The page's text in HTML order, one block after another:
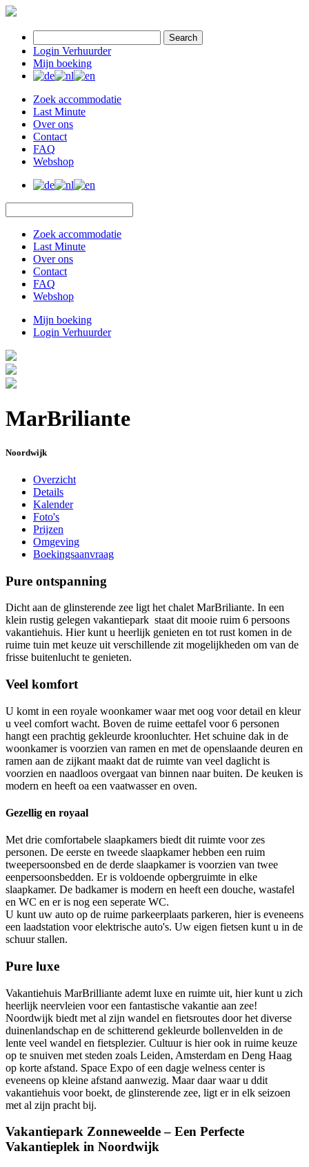
Search
Login Verhuurder
Mijn boeking
Zoek accommodatie
Last Minute
Over ons
Contact
FAQ
Webshop
Zoek accommodatie
Last Minute
Over ons
Contact
FAQ
Webshop
Mijn boeking
Login Verhuurder
MarBriliante
Noordwijk
Overzicht
Details
Kalender
Foto's
Prijzen
Omgeving
Boekingsaanvraag
Pure ontspanning
Dicht aan de glinsterende zee ligt het chalet MarBriliante. In een
klein rustig gelegen vakantiepark staat dit mooie ruim 6 persoons
vakantiehuis. Hier kunt u heerlijk genieten en tot rust komen in de
ruime tuin met keuze uit verschillende zit mogelijkheden om van de
frisse buitenlucht te genieten.
Veel komfort
U komt in een royale woonkamer waar met oog voor detail en kleur
u veel comfort wacht. Boven de ruime eettafel voor 6 personen
hangt een prachtig gekleurde kroonluchter. Het schuine dak in de
woonkamer is voorzien van ramen en met de openslaande deuren en
ramen aan de zijkant maakt dat de ruimte van veel daglicht is
voorzien en naadloos overgaat van binnen naar buiten. De keuken is
modern en heeft oa een vaatwasser en oven.
Gezellig en royaal
Met drie comfortabele slaapkamers biedt dit ruimte voor zes
personen. De eerste en tweede slaapkamer hebben een ruim
tweepersoonsbed en de derde slaapkamer is voorzien van twee
eenpersoonsbedden. Er is voldoende opbergruimte in elke
slaapkamer. De badkamer is modern en heeft een douche, wastafel
en WC en er is nog een seperate WC.
U kunt uw auto op de ruime parkeerplaats parkeren, hier is eveneens
een laadstation voor elektrische auto's. Uw eigen fietsen kunt u in de
schuur stallen.
Pure luxe
Vakantiehuis MarBrilliante ademt luxe en ruimte uit, hier kunt u zich
heerlijk neervleien voor een fantastische vakantie aan zee!
Noordwijk biedt met al zijn wandel en fietsroutes door het diverse
duinenlandschap en de schitterend gekleurde bollenvelden in de
lente veel wandel en fietsplezier. Cultuur is hier ook in ruime keuze
op te snuiven met steden zoals Leiden, Amsterdam en Deng Haag
op korte afstand. Space Expo of een dagje welness center is
eveneens op kleine afstand aanwezig. Maar daar waar u ddit
vakantiehuis voor boekt, de glinsterende zee, ligt er in elk seizoen
met al zijn pracht bij.
Vakantiepark Zonneweelde – Een Perfecte
Vakantieplek in Noordwijk